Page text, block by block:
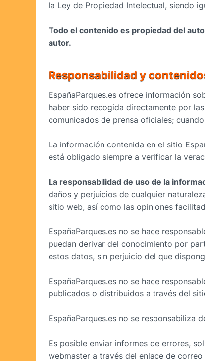
la Ley de Propiedad Intelectual, siendo
Todo el contenido es propiedad del
autor.
Responsabilidad y
EspañaParques.es ofrece información
haber sido recogida directamente por
comunicados de prensa oficiales;
La información contenida en el sitio
está obligado siempre a verificar la
La responsabilidad de uso de la
daños y perjuicios de cualquier
sitio web, así como las opiniones
EspañaParques.es no se hace
puedan derivar del conocimiento por
estos datos, sin perjuicio del que
EspañaParques.es no se hace
publicados o distribuidos a través del
EspañaParques.es no se
Es posible enviar informes de errores,
webmaster a través del enlace de